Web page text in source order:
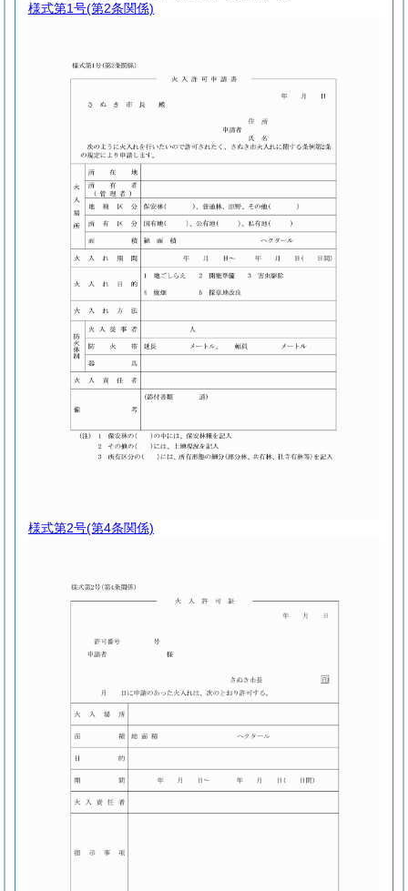
様式第1号(第2条関係)
様式第2号(第4条関係)